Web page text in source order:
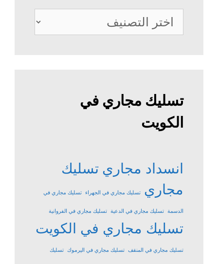
خدمات
الصرف
تسليك مجاري في
الكويت
انسداد مجاري تسليك
مجاري
تسليك مجاري في الجهراء تسليك مجاري في
الدسمة تسليك مجاري في الدعية تسليك مجاري في الفروانية
تسليك مجاري في الكويت
تسليك مجاري في المنقف تسليك مجاري في اليرموك تسليك